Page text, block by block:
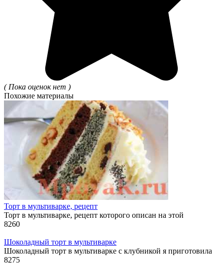
( Пока оценок нет )
Похожие материалы
Торт в мультиварке, рецепт
Торт в мультиварке, рецепт которого описан на этой
8260
Шоколадный торт в мультиварке
Шоколадный торт в мультиварке с клубникой я приготовила
8275